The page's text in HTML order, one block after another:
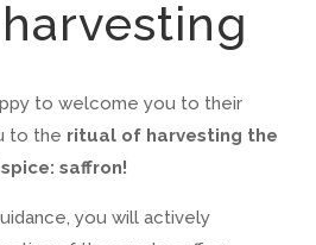
to welcome you to their
to the ritual of harvesting the
saffron!
you will actively